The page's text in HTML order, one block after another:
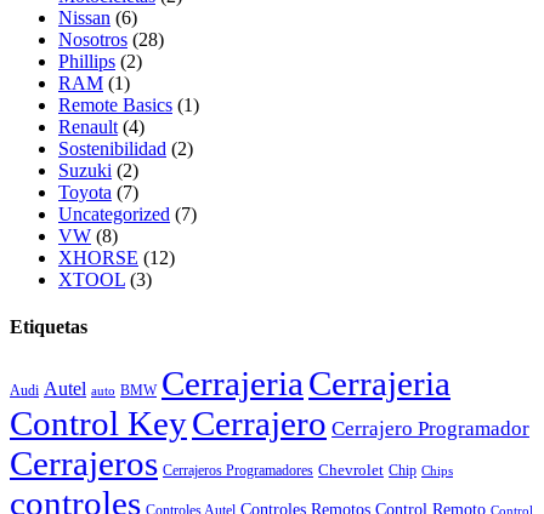
Nissan (6)
Nosotros (28)
Phillips (2)
RAM (1)
Remote Basics (1)
Renault (4)
Sostenibilidad (2)
Suzuki (2)
Toyota (7)
Uncategorized (7)
VW (8)
XHORSE (12)
XTOOL (3)
Etiquetas
Audi Autel auto BMW Cerrajeria Cerrajeria
Control KeyCerrajero Cerrajero Programador
Cerrajeros Cerrajeros Programadores Chevrolet Chip Chips
controles Controles Remotos Control Remoto